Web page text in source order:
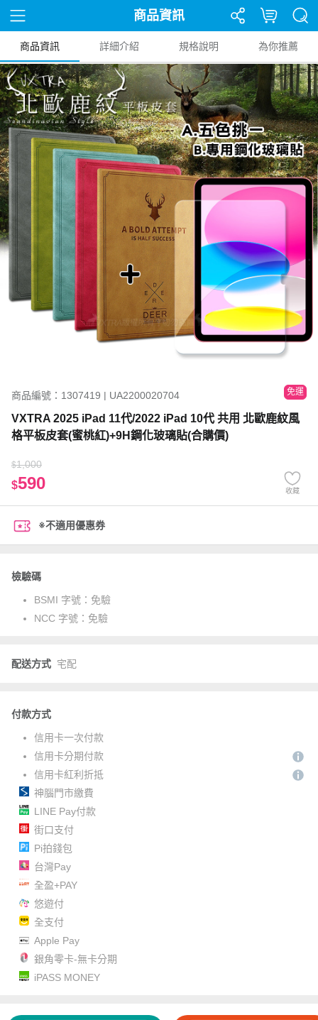
商品資訊
商品資訊 詳細介紹 規格說明 為你推薦
商品編號：1307419 | UA2200020704 免運
VXTRA 2025 iPad 11代/2022 iPad 10代 共用 北歐鹿紋風
格平板皮套(蜜桃紅)+9H鋼化玻璃貼(合購價)
$1,000
$590 收藏
※不適用優惠券
檢驗碼
BSMI 字號： 免驗
NCC 字號： 免驗
配送方式 宅配
付款方式
信用卡一次付款
信用卡分期付款
信用卡紅利折抵
神腦門市繳費
LINE Pay付款
街口支付
Pi拍錢包
台灣Pay
全盈+PAY
悠遊付
全支付
Apple Pay
銀角零卡-無卡分期
iPASS MONEY